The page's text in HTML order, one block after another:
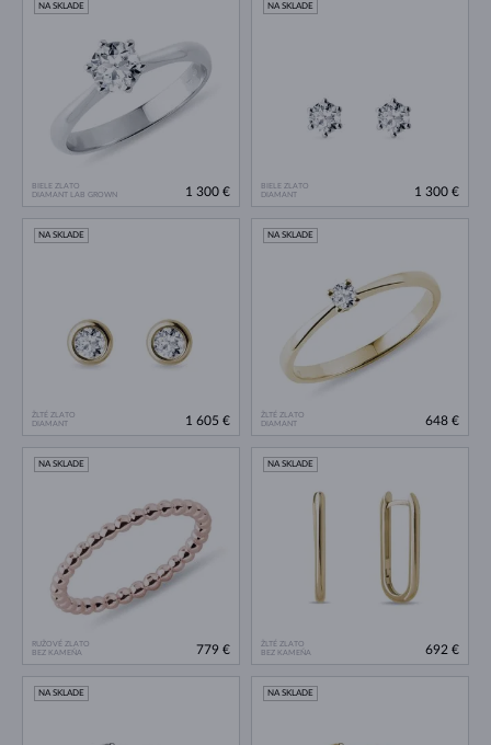
BIELE ZLATO
DIAMANT LAB GROWN
NA SKLADE
1 300 €
BIELE ZLATO
DIAMANT
NA SKLADE
1 300 €
ŽLTÉ ZLATO
DIAMANT
NA SKLADE
1 605 €
ŽLTÉ ZLATO
DIAMANT
NA SKLADE
648 €
RUŽOVÉ ZLATO
BEZ KAMEŇA
NA SKLADE
779 €
ŽLTÉ ZLATO
BEZ KAMEŇA
NA SKLADE
692 €
NA SKLADE NA SKLADE